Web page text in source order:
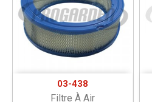
03-438
Filtre À Air